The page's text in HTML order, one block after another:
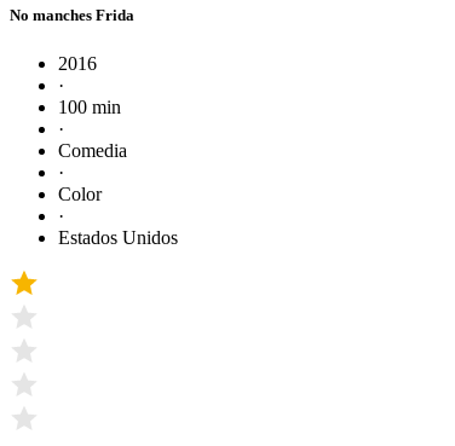
No manches Frida
2016
·
100 min
·
Comedia
·
Color
·
Estados Unidos